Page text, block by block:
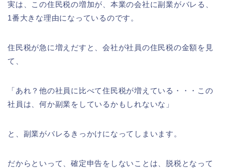
実は、この住民税の増加が、本業の会社に副業がバレる、
1番大きな理由になっているのです。
住民税が急に増えだすと、会社が社員の住民税の金額を見
て、
「あれ？他の社員に比べて住民税が増えている・・・この
社員は、何か副業をしているかもしれないな」
と、副業がバレるきっかけになってしまいます。
だからといって、確定申告をしないことは、脱税となって